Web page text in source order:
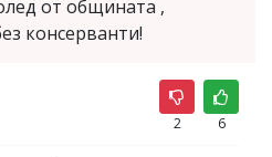
от общината ,
консерванти!
2 6